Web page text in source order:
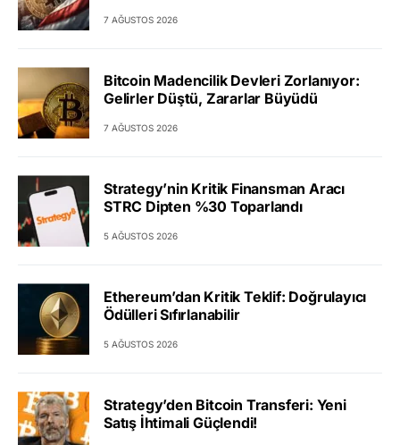
7 AĞUSTOS 2026
Bitcoin Madencilik Devleri Zorlanıyor:
Gelirler Düştü, Zararlar Büyüdü
7 AĞUSTOS 2026
Strategy’nin Kritik Finansman Aracı
STRC Dipten %30 Toparlandı
5 AĞUSTOS 2026
Ethereum’dan Kritik Teklif: Doğrulayıcı
Ödülleri Sıfırlanabilir
5 AĞUSTOS 2026
Strategy’den Bitcoin Transferi: Yeni
Satış İhtimali Güçlendi!